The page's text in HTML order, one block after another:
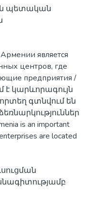
պետական
является
центров, где
предприятия /
է կարևորագույն
գտնվում են
is an important
are located